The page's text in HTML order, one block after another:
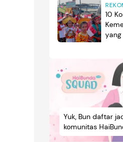
10
yang
Yuk, Bun daftar
komunitas